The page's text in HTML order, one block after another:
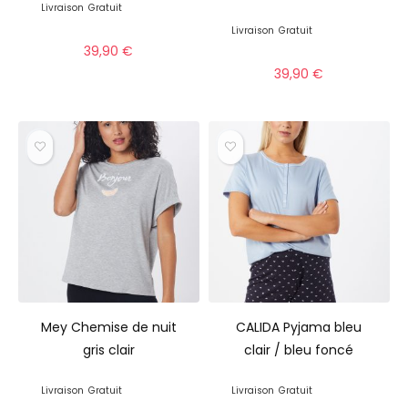
Livraison Gratuit
39,90€
Livraison Gratuit
39,90€
Mey Chemise de nuit
gris clair
Livraison Gratuit
CALIDA Pyjama bleu
clair / bleu foncé
Livraison Gratuit